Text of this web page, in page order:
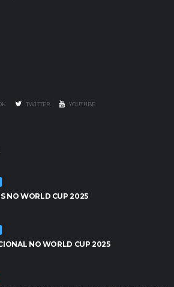
TWITTER YOUTUBE
NO WORLD CUP 2025
NO WORLD CUP 2025